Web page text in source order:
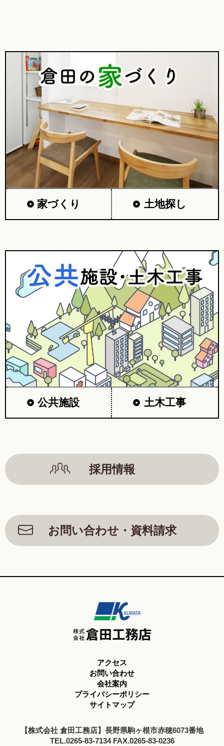
家づくり 土地探し
公共施設 土木工事
採用情報
お問い合わせ・資料請求
アクセス
お問い合わせ
会社案内
プライバシーポリシー
サイトマップ
【株式会社 倉田工務店】長野県駒ヶ根市赤穂6073番地
TEL.0265-83-7134 FAX.0265-83-0236